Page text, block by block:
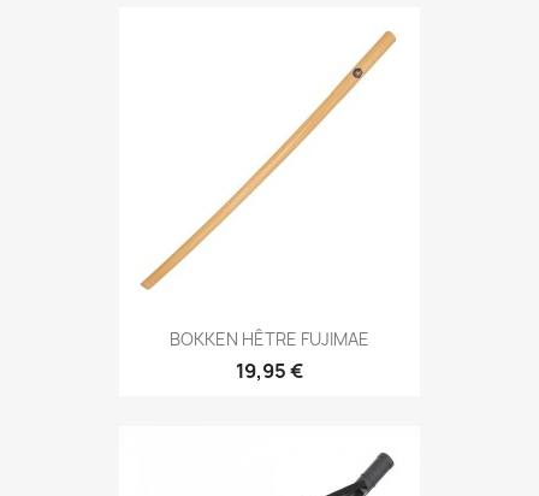
Aperçu rapide
BOKKEN HÊTRE FUJIMAE
19,95 €